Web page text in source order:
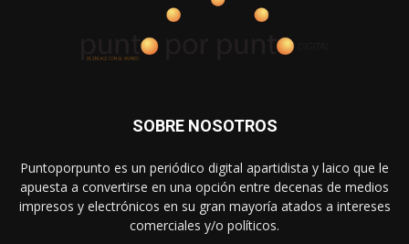
SOBRE NOSOTROS
Puntoporpunto es un periódico digital apartidista y laico que le
apuesta a convertirse en una opción entre decenas de medios
impresos y electrónicos en su gran mayoría atados a intereses
comerciales y/o políticos.